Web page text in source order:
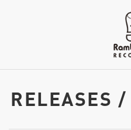
RELEASES /